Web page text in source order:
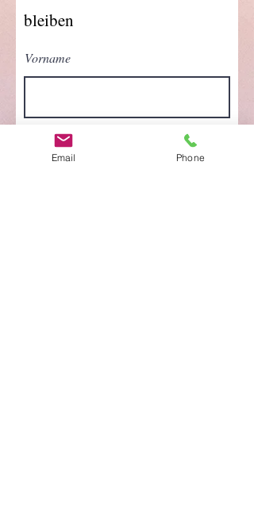
bleiben
Vorname
Nachname
Email Phone